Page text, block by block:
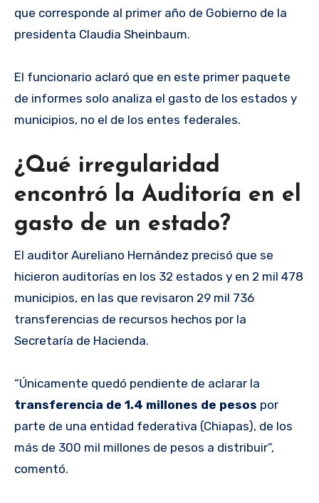
que corresponde al primer año de Gobierno de la
presidenta Claudia Sheinbaum.
El funcionario aclaró que en este primer paquete
de informes solo analiza el gasto de los estados y
municipios, no el de los entes federales.
¿Qué irregularidad
encontró la Auditoría en el
gasto de un estado?
El auditor Aureliano Hernández precisó que se
hicieron auditorías en los 32 estados y en 2 mil 478
municipios, en las que revisaron 29 mil 736
transferencias de recursos hechos por la
Secretaría de Hacienda.
“Únicamente quedó pendiente de aclarar la
transferencia de 1.4 millones de pesos por
parte de una entidad federativa (Chiapas), de los
más de 300 mil millones de pesos a distribuir”,
comentó.